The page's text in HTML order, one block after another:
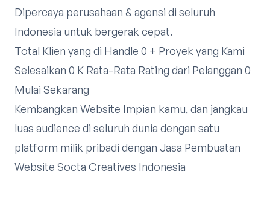
Dipercaya perusahaan & agensi di seluruh
Indonesia untuk bergerak cepat.
Total Klien yang di Handle 0 + Proyek yang Kami
Selesaikan 0 K Rata-Rata Rating dari Pelanggan 0
Mulai Sekarang
Kembangkan Website Impian kamu, dan jangkau
luas audience di seluruh dunia dengan satu
platform milik pribadi dengan Jasa Pembuatan
Website Socta Creatives Indonesia